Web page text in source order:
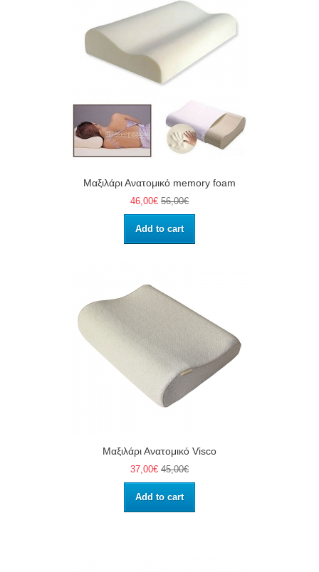
Μαξιλάρι Ανατομικό memory foam
46,00€ 56,00€
Add to cart
Μαξιλάρι Ανατομικό Visco
37,00€ 45,00€
Add to cart